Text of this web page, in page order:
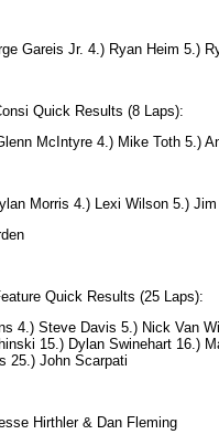
Gareis Jr. 4.) Ryan Heim 5.)
Quick Results (8 Laps):
McIntyre 4.) Mike Toth 5.)
Morris 4.) Lexi Wilson 5.)
Quick Results (25 Laps):
Steve Davis 5.) Nick Van
15.) Dylan Swinehart 16.)
25.) John Scarpati
Hirthler & Dan Fleming